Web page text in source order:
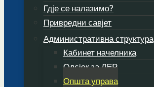
Гдје се налазимо?
Привредни савјет
Административна структура
Кабинет начелника
Одсјек за ЛЕР
Општа управа